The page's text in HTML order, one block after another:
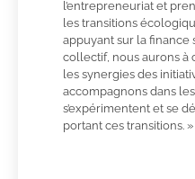
l’entrepreneuriat et
les transitions
appuyant sur la finance
collectif, nous aurons
les synergies des
accompagnons dans les
s’expérimentent et se
portant ces transitions. »